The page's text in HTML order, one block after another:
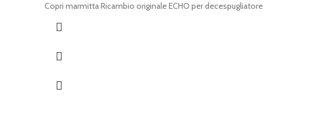
Copri marmitta Ricambio originale ECHO per decespugliatore